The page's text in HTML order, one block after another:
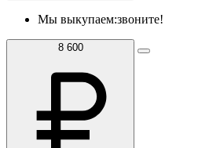
Мы выкупаем:звоните!
8 600